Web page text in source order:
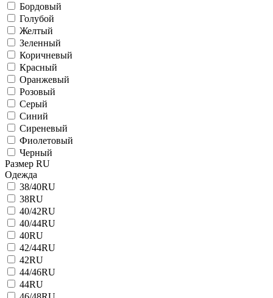
Бордовый
Голубой
Желтый
Зеленный
Коричневый
Красный
Оранжевый
Розовый
Серый
Синий
Сиреневый
Фиолетовый
Черный
Размер RU
Одежда
38/40RU
38RU
40/42RU
40/44RU
40RU
42/44RU
42RU
44/46RU
44RU